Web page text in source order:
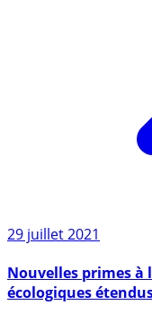
29 juillet 2021